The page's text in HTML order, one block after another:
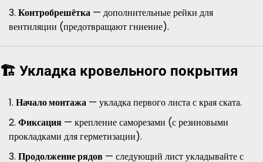
Контробрешётка — дополнительные рейки для
вентиляции (предотвращают гниение).
🏗️ Укладка кровельного покрытия
Начало монтажа — укладка первого листа с края ската.
Фиксация — крепление саморезами (с резиновыми
прокладками для герметизации).
Продолжение рядов — следующий лист укладывайте с